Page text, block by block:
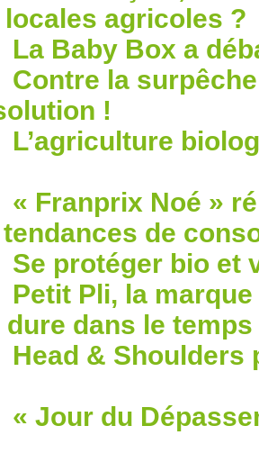
agricoles ?
La Baby Box a
Contre la
!
L’agriculture
« Franprix Noé »
de
Se protéger bio et
Petit Pli, la
dans le temps
Head & Shoulders
« Jour du